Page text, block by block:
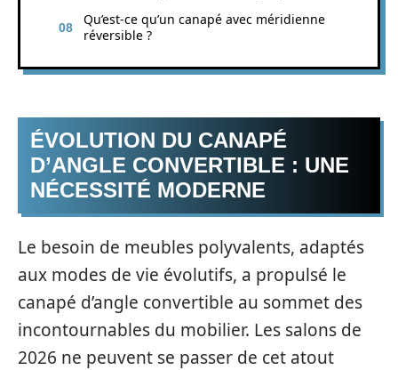
Qu’est-ce qu’un canapé avec méridienne
réversible ?
ÉVOLUTION DU CANAPÉ
D’ANGLE CONVERTIBLE : UNE
NÉCESSITÉ MODERNE
Le besoin de meubles polyvalents, adaptés
aux modes de vie évolutifs, a propulsé le
canapé d’angle convertible au sommet des
incontournables du mobilier. Les salons de
2026 ne peuvent se passer de cet atout